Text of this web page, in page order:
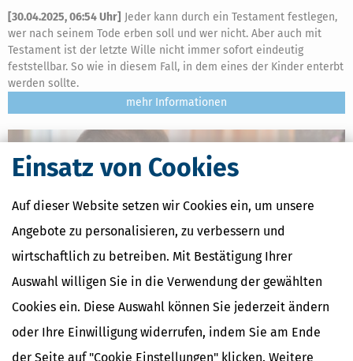
Einsatz von Cookies
Auf dieser Website setzen wir Cookies ein, um unsere
Angebote zu personalisieren, zu verbessern und
wirtschaftlich zu betreiben. Mit Bestätigung Ihrer
Auswahl willigen Sie in die Verwendung der gewählten
Cookies ein. Diese Auswahl können Sie jederzeit ändern
oder Ihre Einwilligung widerrufen, indem Sie am Ende
der Seite auf "Cookie Einstellungen" klicken. Weitere
[30.04.2025, 06:54 Uhr] Jeder kann durch ein Testament festlegen,
wer nach seinem Tode erben soll und wer nicht. Aber auch mit
Testament ist der letzte Wille nicht immer sofort eindeutig
feststellbar. So wie in diesem Fall, in dem eines der Kinder enterbt
werden sollte.
mehr
Testament offiziell hinterlegen: Warum und wie?